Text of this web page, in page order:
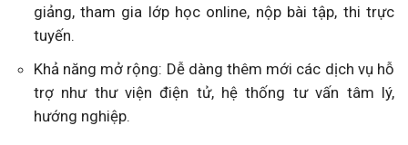
giảng, tham gia lớp học online, nộp bài tập, thi trực
tuyến.
Khả năng mở rộng: Dễ dàng thêm mới các dịch vụ hỗ
trợ như thư viện điện tử, hệ thống tư vấn tâm lý,
hướng nghiệp.